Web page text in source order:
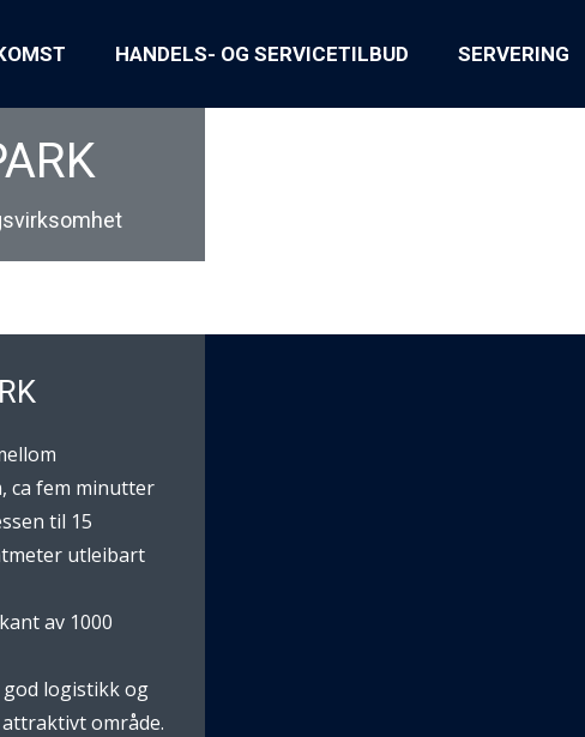
HANDELS- OG SERVICETILBUD SERVERING
ca fem minutter
til 15
utleibart
av 1000
logistikk og
område.